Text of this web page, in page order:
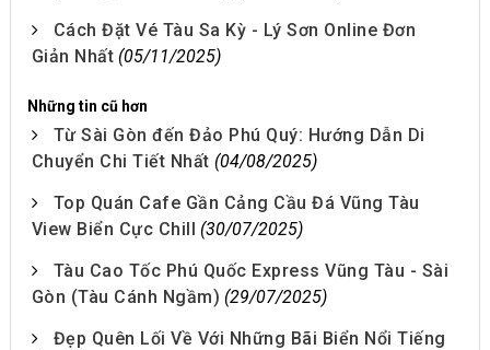
Cách Đặt Vé Tàu Sa Kỳ - Lý Sơn Online Đơn
Giản Nhất (05/11/2025)
Những tin cũ hơn
Từ Sài Gòn đến Đảo Phú Quý: Hướng Dẫn Di
Chuyển Chi Tiết Nhất (04/08/2025)
Top Quán Cafe Gần Cảng Cầu Đá Vũng Tàu
View Biển Cực Chill (30/07/2025)
Tàu Cao Tốc Phú Quốc Express Vũng Tàu - Sài
Gòn (Tàu Cánh Ngầm) (29/07/2025)
Đẹp Quên Lối Về Với Những Bãi Biển Nổi Tiếng